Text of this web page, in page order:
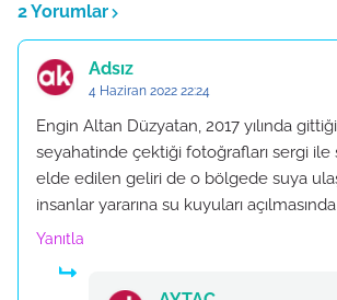
2 Yorumlar
Adsız
4 Haziran 2022 22:24
Engin Altan Düzyatan, 2017 yılında
seyahatinde çektiği fotoğrafları sergi ile
elde edilen geliri de o bölgede suya
insanlar yararına su kuyuları
Yanıtla